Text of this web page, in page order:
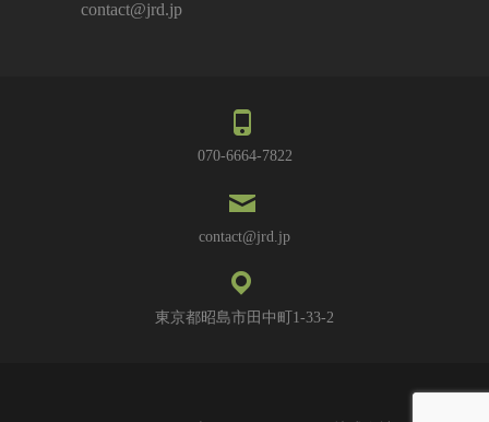
contact@jrd.jp
070-6664-7822
contact@jrd.jp
東京都昭島市田中町1-33-2